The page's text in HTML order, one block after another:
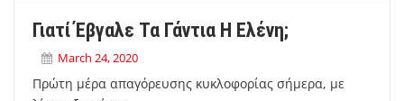
Γιατί Έβγαλε Τα Γάντια Η Ελένη;
March 24, 2020
Πρώτη μέρα απαγόρευσης κυκλοφορίας σήμερα, με